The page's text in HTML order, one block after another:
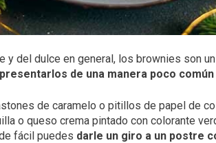
y del dulce en general, los brownies son
de una manera poco común
de caramelo o pitillos de papel de
o queso crema pintado con colorante
fácil puedes darle un giro a un postre